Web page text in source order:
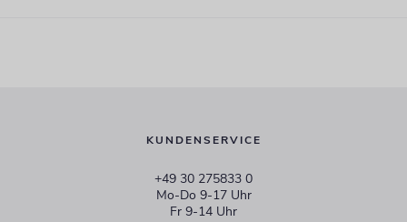
KUNDENSERVICE
+49 30 275833 0
Mo-Do 9-17 Uhr
Fr 9-14 Uhr